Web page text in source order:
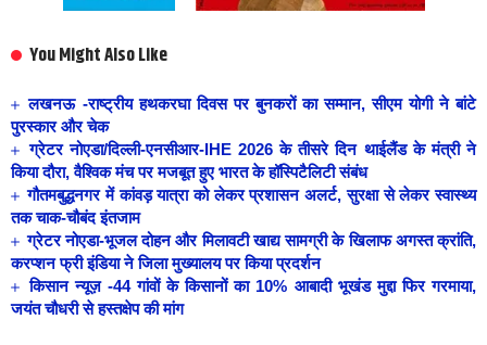
You Might Also Like
लखनऊ -राष्ट्रीय हथकरघा दिवस पर बुनकरों का सम्मान, सीएम योगी ने बांटे
पुरस्कार और चेक
ग्रेटर नोएडा/दिल्ली-एनसीआर-IHE 2026 के तीसरे दिन थाईलैंड के मंत्री ने
किया दौरा, वैश्विक मंच पर मजबूत हुए भारत के हॉस्पिटैलिटी संबंध
गौतमबुद्धनगर में कांवड़ यात्रा को लेकर प्रशासन अलर्ट, सुरक्षा से लेकर स्वास्थ्य
तक चाक-चौबंद इंतजाम
ग्रेटर नोएडा-भूजल दोहन और मिलावटी खाद्य सामग्री के खिलाफ अगस्त क्रांति,
करप्शन फ्री इंडिया ने जिला मुख्यालय पर किया प्रदर्शन
किसान न्यूज़ -44 गांवों के किसानों का 10% आबादी भूखंड मुद्दा फिर गरमाया,
जयंत चौधरी से हस्तक्षेप की मांग